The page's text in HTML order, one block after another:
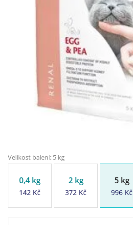
(Po–Pá, 8–15h)
eshop@veterix.cz
Velikost balení: 5 kg
0,4 kg
142 Kč
2 kg
372 Kč
5 kg
996 Kč